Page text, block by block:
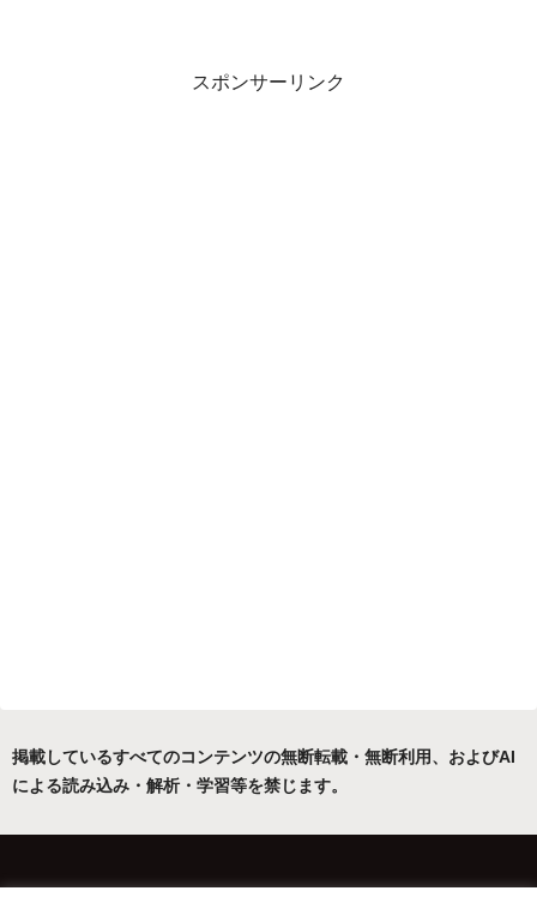
スポンサーリンク
掲載しているすべてのコンテンツの無断転載・無断利用、およびAI
による読み込み・解析・学習等を禁じます。